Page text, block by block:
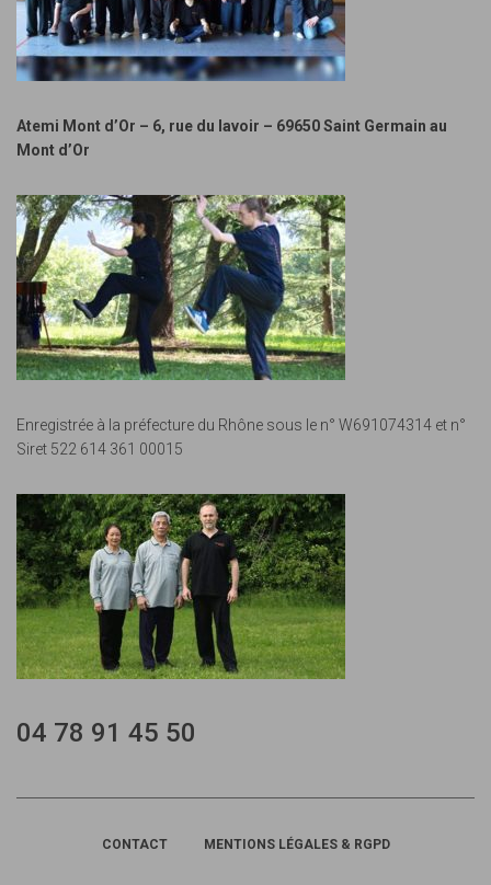
Atemi Mont d’Or – 6, rue du lavoir – 69650 Saint Germain au
Mont d’Or
Enregistrée à la préfecture du Rhône sous le n° W691074314 et n°
Siret 522 614 361 00015
04 78 91 45 50
CONTACT MENTIONS LÉGALES & RGPD